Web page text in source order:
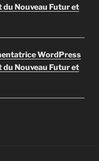
Nouveau Futur et
WordPress
Nouveau Futur et